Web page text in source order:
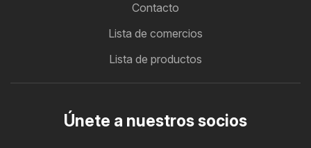
Contacto
Lista de comercios
Lista de productos
Únete a nuestros socios